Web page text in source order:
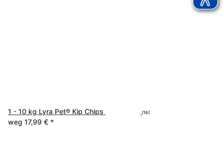
1 - 10 kg Lyra Pet® Kip Chips (16)
weg 17,99 € *